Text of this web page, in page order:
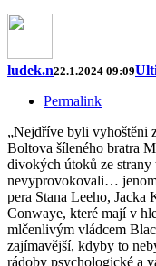
ludek.n22.1.2024 09:09
Permalink
„Nejdříve byli vyhoštěni
Boltova šíleného bratra
divokých útoků ze
nevyprovokovali…
pera Stana Leeho,
Conwaye, které mají v
mlčenlivým vládcem
zajímavější, kdyby to
rádoby psychologické a